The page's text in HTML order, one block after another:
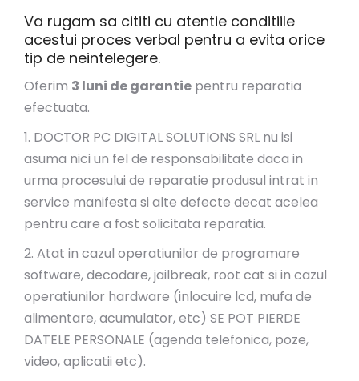
Va rugam sa cititi cu atentie conditiile
acestui proces verbal pentru a evita orice
tip de neintelegere.
Oferim 3 luni de garantie pentru reparatia
efectuata.
1. DOCTOR PC DIGITAL SOLUTIONS SRL nu isi
asuma nici un fel de responsabilitate daca in
urma procesului de reparatie produsul intrat in
service manifesta si alte defecte decat acelea
pentru care a fost solicitata reparatia.
2. Atat in cazul operatiunilor de programare
software, decodare, jailbreak, root cat si in cazul
operatiunilor hardware (inlocuire lcd, mufa de
alimentare, acumulator, etc) SE POT PIERDE
DATELE PERSONALE (agenda telefonica, poze,
video, aplicatii etc).